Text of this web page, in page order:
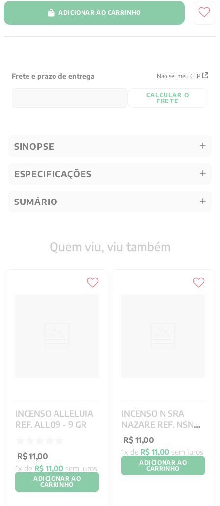
ADICIONAR AO CARRINHO
Frete e prazo de entrega Não sei meu CEP
CALCULAR O
FRETE
SINOPSE
ESPECIFICAÇÕES
SUMÁRIO
Quem viu, viu também
INCENSO ALLELUIA
REF. ALL09 - 9 GR
R$ 11,00
1x de R$ 11,00 sem juros
ADICIONAR AO
CARRINHO
INCENSO N SRA
NAZARE REF. NSN09
- 9 GR
R$ 11,00
1x de R$ 11,00 sem juros
ADICIONAR AO
CARRINHO